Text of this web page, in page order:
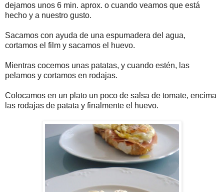
dejamos unos 6 min. aprox. o cuando veamos que está
hecho y a nuestro gusto.
Sacamos con ayuda de una espumadera del agua,
cortamos el film y sacamos el huevo.
Mientras cocemos unas patatas, y cuando estén, las
pelamos y cortamos en rodajas.
Colocamos en un plato un poco de salsa de tomate, encima
las rodajas de patata y finalmente el huevo.